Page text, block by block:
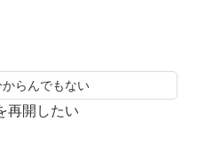
らんでもない
再開したい